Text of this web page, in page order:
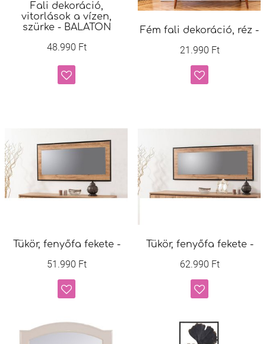
Fali dekoráció,
vitorlások a vízen,
szürke - BALATON
48.990 Ft
Fém fali dekoráció, réz -
21.990 Ft
Tükör, fenyőfa fekete -
51.990 Ft
Tükör, fenyőfa fekete -
62.990 Ft